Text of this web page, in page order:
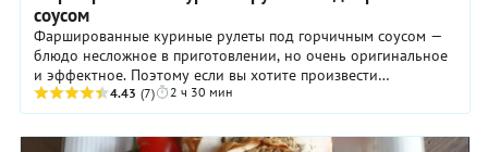
соусом
Фаршированные куриные рулеты под горчичным соусом —
блюдо несложное в приготовлении, но очень оригинальное
и эффектное. Поэтому если вы хотите произвести
впечатление на своих гостей, непременно ...
4.43 (7) 2 ч 30 мин